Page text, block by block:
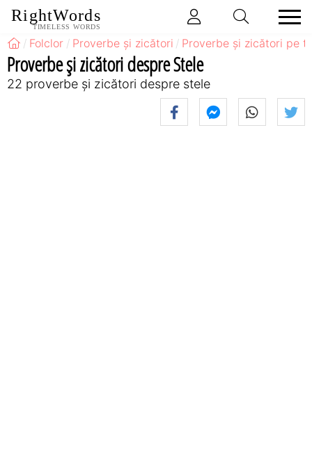
RightWords
TIMELESS WORDS
Folclor Proverbe și zicători Proverbe și zicători pe
Proverbe și zicători despre Stele
22 proverbe și zicători despre stele